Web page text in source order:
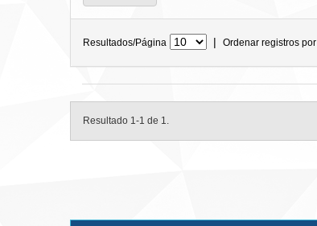
Resultados/Página | Ordenar registros por
Resultado 1-1 de 1.